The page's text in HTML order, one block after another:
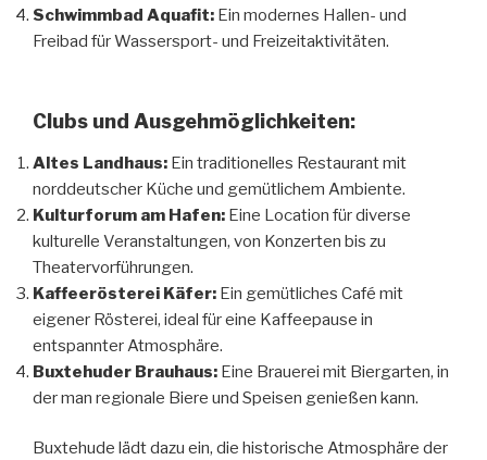
Schwimmbad Aquafit: Ein modernes Hallen- und
Freibad für Wassersport- und Freizeitaktivitäten.
Clubs und Ausgehmöglichkeiten:
Altes Landhaus: Ein traditionelles Restaurant mit
norddeutscher Küche und gemütlichem Ambiente.
Kulturforum am Hafen: Eine Location für diverse
kulturelle Veranstaltungen, von Konzerten bis zu
Theatervorführungen.
Kaffeerösterei Käfer: Ein gemütliches Café mit
eigener Rösterei, ideal für eine Kaffeepause in
entspannter Atmosphäre.
Buxtehuder Brauhaus: Eine Brauerei mit Biergarten, in
der man regionale Biere und Speisen genießen kann.
Buxtehude lädt dazu ein, die historische Atmosphäre der